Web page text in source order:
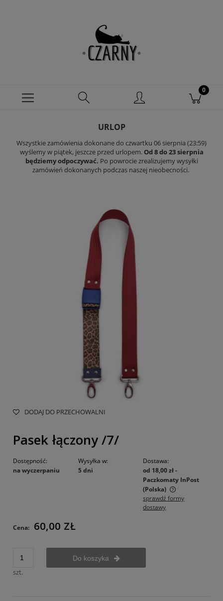
URLOP
Wszystkie zamówienia dokonane do czwartku 06 sierpnia (23:59)
wyślemy w piątek, jeszcze przed urlopem. Od 8 do 23 sierpnia
będziemy odpoczywać. Po powrocie zrealizujemy wysyłki
zamówień dokonanych podczas naszej nieobecności.
DODAJ DO PRZECHOWALNI
Pasek łączony /7/
Dostępność:
na wyczerpaniu
Wysyłka w:
5 dni
Dostawa:
od 18,00 zł-
Paczkomaty InPost
(Polska)
Cena nie zawiera ewentualnych kosztów płatności
sprawdź formy
dostawy
Cena: 60,00 ZŁ
szt.
Do koszyka